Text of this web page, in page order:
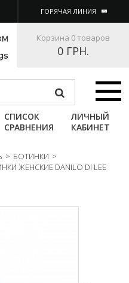
ГОРЯЧАЯ ЛИНИЯ
Корзина 0 товаров
0 ГРН.
СПИСОК
СРАВНЕНИЯ
ЛИЧНЫЙ
КАБИНЕТ
> БОТИНКИ >
ЖЕНСКИЕ DANILO DI LEE